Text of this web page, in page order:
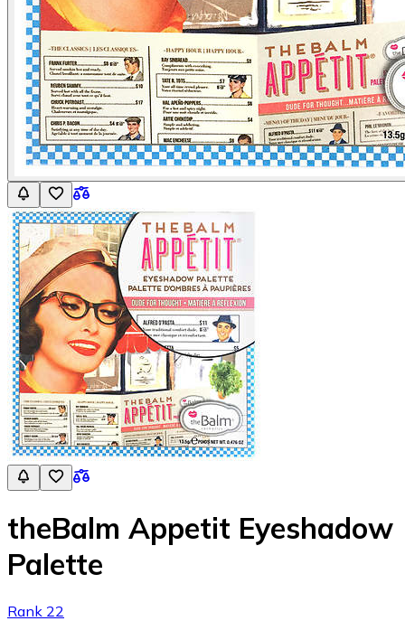
theBalm Appetit Eyeshadow
Palette
Rank 22